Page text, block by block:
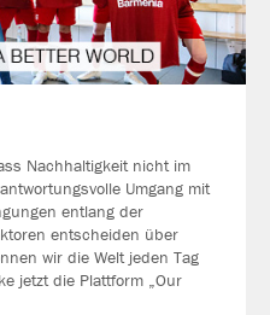
Nachhaltigkeit nicht im
Umgang mit
entlang der
entscheiden über
wir die Welt jeden Tag
jetzt die Plattform „Our